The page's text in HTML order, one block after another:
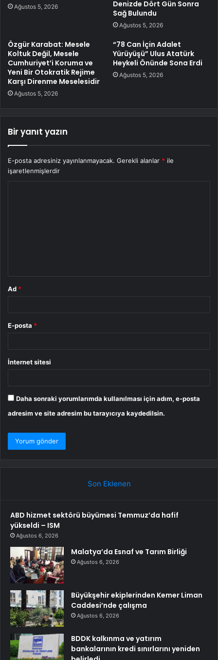
Ağustos 5, 2026
Denizde Dört Gün Sonra
Sağ Bulundu
Ağustos 5, 2026
Özgür Karabat: Mesele
Koltuk Değil, Mesele
Cumhuriyet’i Koruma ve
Yeni Bir Otokratik Rejime
Karşı Direnme Meselesidir
Ağustos 5, 2026
“78 Can İçin Adalet
Yürüyüşü” Ulus Atatürk
Heykeli Önünde Sona Erdi
Ağustos 5, 2026
Bir yanıt yazın
E-posta adresiniz yayınlanmayacak. Gerekli alanlar * ile
işaretlenmişlerdir
Ad *
E-posta *
İnternet sitesi
Daha sonraki yorumlarımda kullanılması için adım, e-posta
adresim ve site adresim bu tarayıcıya kaydedilsin.
Son Eklenen
ABD hizmet sektörü büyümesi Temmuz’da hafif
yükseldi – ISM
Ağustos 6, 2026
Malatya’da Esnaf ve Tarım Birliği
Ağustos 6, 2026
Büyükşehir ekiplerinden Kemer Liman
Caddesi’nde çalışma
Ağustos 6, 2026
BDDK kalkınma ve yatırım
bankalarının kredi sınırlarını yeniden